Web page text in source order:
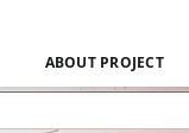
ABOUT PROJECT